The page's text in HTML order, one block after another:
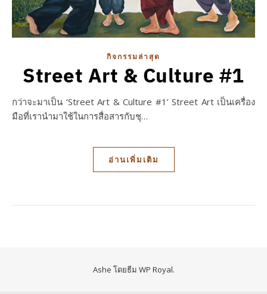
กิจกรรมล่าสุด
Street Art & Culture #1
กว่าจะมาเป็น ‘Street Art & Culture #1’ Street Art เป็นเครื่อง
มือที่เรานำมาใช้ในการสื่อสารกับชุ…
อ่านเพิ่มเติม
Ashe โดยธีม WP Royal.